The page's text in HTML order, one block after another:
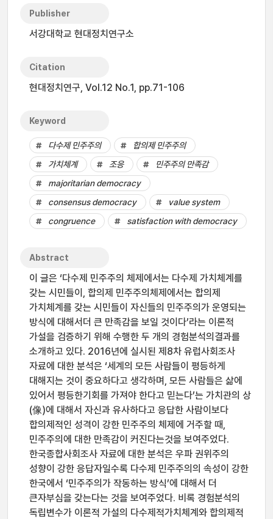
Publisher
서강대학교 현대정치연구소
Citation
현대정치연구, Vol.12 No.1, pp.71-106
Keyword
다수제 민주주의
합의제 민주주의
가치체계
조응
민주주의 만족감
majoritarian democracy
consensus democracy
value system
congruence
satisfaction with democracy
Abstract
이 글은 ‘다수제 민주주의 체제에서는 다수제 가치체계를
갖는 시민들이, 합의제 민주주의체제에서는 합의제
가치체계를 갖는 시민들이 자신들의 민주주의가 운영되는
방식에 대해서더 큰 만족감을 보일 것이다’라는 이론적
가설을 검증하기 위해 수행한 두 개의 경험분석의결과를
소개하고 있다. 2016년에 실시된 제8차 유럽사회조사
자료에 대한 분석은 ‘세계의 모든 사람들이 평등하게
대해지는 것이 중요하다고 생각하며, 모든 사람들은 삶에
있어서 평등한기회를 가져야 한다고 믿는다’는 가치관의 상
(像)에 대해서 자신과 유사하다고 응답한 사람이보다
합의제적인 성격이 강한 민주주의 체제에 거주할 때,
민주주의에 대한 만족감이 커진다는것을 보여주었다.
한국종합사회조사 자료에 대한 분석은 우파 권위주의
성향이 강한 응답자일수록 다수제 민주주의의 속성이 강한
한국에서 ‘민주주의가 작동하는 방식’에 대해서 더
큰자부심을 갖는다는 것을 보여주었다. 비록 경험분석의
독립변수가 이론적 가설의 다수제적가치체계와 합의제적